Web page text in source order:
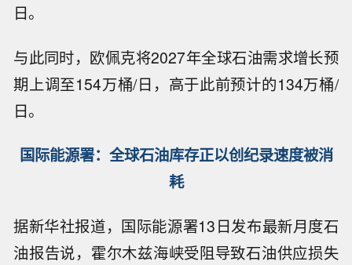
日。
与此同时，欧佩克将2027年全球石油需求增长预
期上调至154万桶/日，高于此前预计的134万桶/
日。
国际能源署：全球石油库存正以创纪录速度被消
耗
据新华社报道，国际能源署13日发布最新月度石
油报告说，霍尔木兹海峡受阻导致石油供应损失